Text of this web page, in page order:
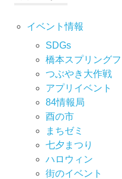
イベント情報
SDGs
橋本スプリング
つぶやき大作戦
アプリイベント
84情報局
酉の市
まちゼミ
七⼣まつり
ハロウィン
街のイベント